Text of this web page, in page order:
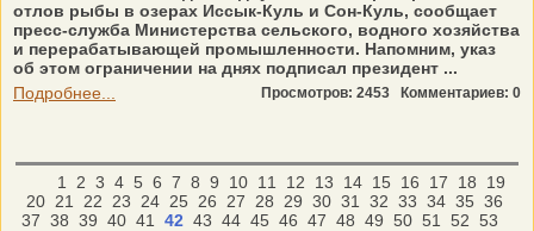
отлов рыбы в озерах Иссык-Куль и Сон-Куль, сообщает
пресс-служба Министерства сельского, водного хозяйства
и перерабатывающей промышленности. Напомним, указ
об этом ограничении на днях подписал президент ...
Подробнее...
Просмотров: 2453 Комментариев: 0
1 2 3 4 5 6 7 8 9 10 11 12 13 14 15 16 17 18
19
20 21 22 23 24 25 26 27 28 29 30 31 32 33 34 35 36
37 38 39 40 41 42 43 44 45 46 47 48 49 50 51 52 53